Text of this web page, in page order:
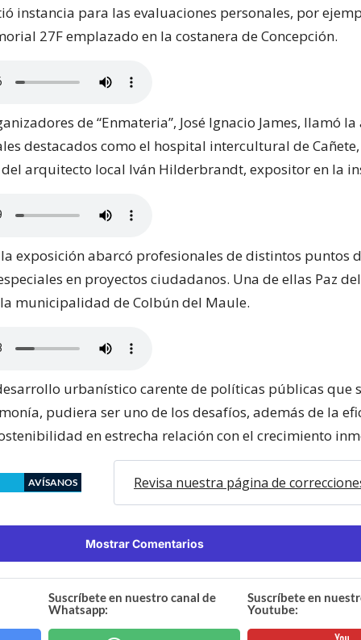
instancia para las evaluaciones personales, por
27F emplazado en la costanera de Concepción.
de “Enmateria”, José Ignacio James, llamó
destacados como el hospital intercultural de
arquitecto local Iván Hilderbrandt, expositor en la
exposición abarcó profesionales de distintos puntos
en proyectos ciudadanos. Una de ellas Paz
municipalidad de Colbún del Maule.
urbanístico carente de políticas públicas que
pudiera ser uno de los desafíos, además de la
en estrecha relación con el crecimiento
AVÍSANOS Revisa nuestra página de
Mostrar Comentarios
Suscríbete en nuestro canal de
Whatsapp:
Suscríbete en
Youtube: